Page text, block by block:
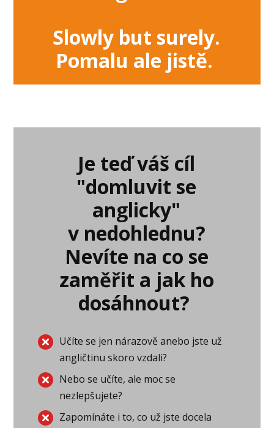
Slowly but surely.
Pomalu ale jistě.
Je teď váš cíl
"domluvit se
anglicky"
v nedohlednu?
Nevíte na co se
zaměřit a jak ho
dosáhnout?
Učíte se jen nárazově anebo jste už
angličtinu skoro vzdali?
Nebo se učíte, ale moc se
nezlepšujete?
Zapomínáte i to, co už jste docela